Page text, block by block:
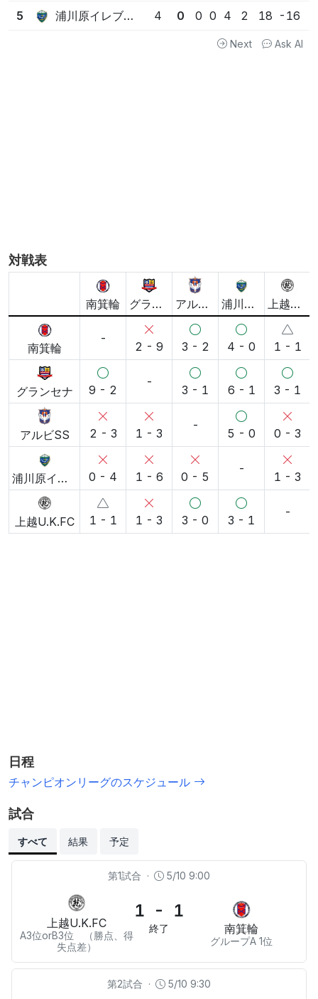
5/10 15:21更新, 392文字
解説を更新
5 浦川原イレブンボーイズ 4 0 0 0 4 2 18 -16
Next Ask AI
対戦表
南箕輪 グランセナ アルビSS 浦川原イレブンボーイズ 上越U.K.FC
南箕輪
-
2 - 9 3 - 2 4 - 0 1 - 1
グランセナ 9 - 2
-
3 - 1 6 - 1 3 - 1
アルビSS 2 - 3 1 - 3
-
5 - 0 0 - 3
浦川原イレブンボーイズ 0 - 4 1 - 6 0 - 5
-
1 - 3
上越U.K.FC 1 - 1 1 - 3 3 - 0 3 - 1
-
日程
チャンピオンリーグのスケジュール
試合
すべて 結果 予定
第1試合 · 5/10 9:00
上越U.K.FC
A3位orB3位 （勝点、得
失点差）
1 - 1
終了 南箕輪
グループA 1位
第2試合 · 5/10 9:30